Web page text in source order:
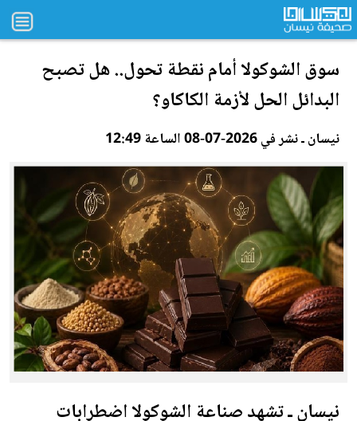
سوق الشوكولا أمام نقطة تحول.. هل تصبح
البدائل الحل لأزمة الكاكاو؟
نيسان ـ نشر في 2026-07-08 الساعة 12:49
نيسان ـ تشهد صناعة الشوكولا اضطرابات